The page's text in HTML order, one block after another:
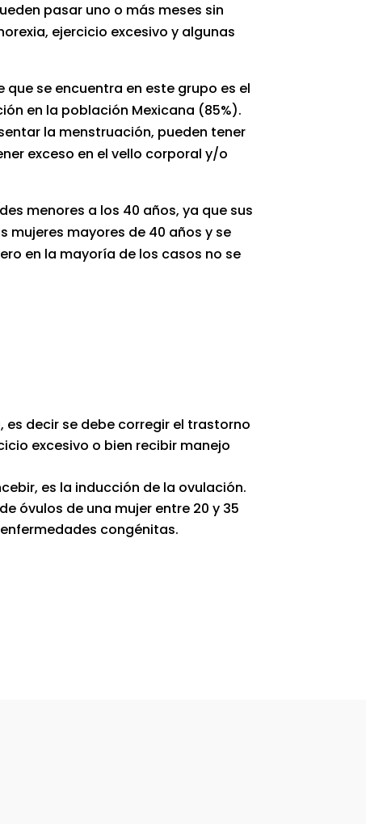
pasar uno o más meses sin
ejercicio excesivo y algunas
se encuentra en este grupo es el
en la población Mexicana (85%).
la menstruación, pueden tener
exceso en el vello corporal y/o
menores a los 40 años, ya que sus
mayores de 40 años y se
en la mayoría de los casos no se
decir se debe corregir el trastorno
excesivo o bien recibir manejo
es la inducción de la ovulación.
óvulos de una mujer entre 20 y 35
congénitas.